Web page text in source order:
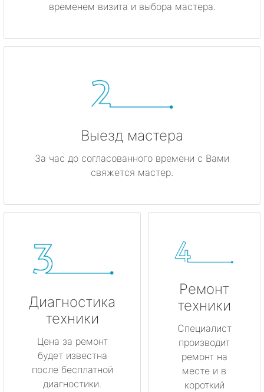
временем визита и выбора мастера.
Выезд мастера
За час до согласованного времени с Вами
свяжется мастер.
Диагностика
техники
Цена за ремонт
будет известна
после бесплатной
диагностики.
Ремонт
техники
Специалист
производит
ремонт на
месте и в
короткий